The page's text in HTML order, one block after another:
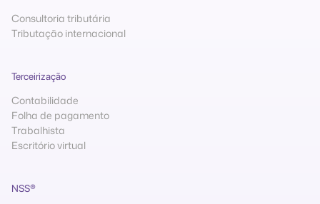
Consultoria tributária
Tributação internacional
Terceirização
Contabilidade
Folha de pagamento
Trabalhista
Escritório virtual
NSS®